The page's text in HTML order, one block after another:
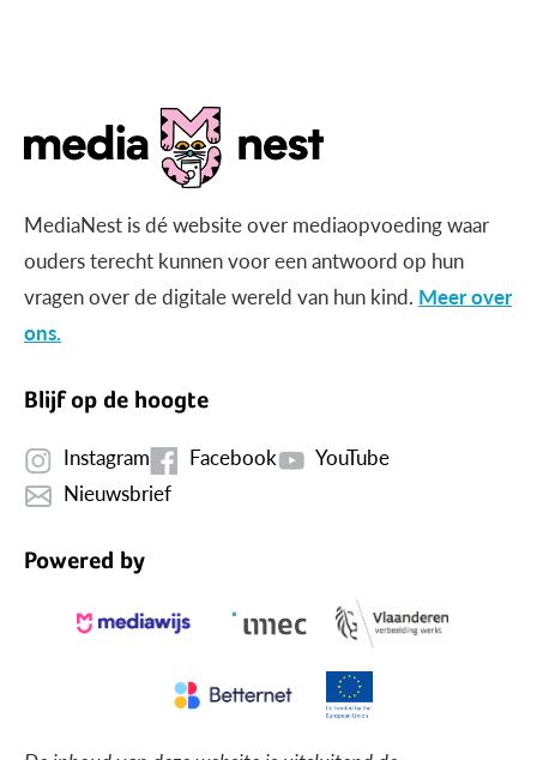
MediaNest is dé website over mediaopvoeding waar
ouders terecht kunnen voor een antwoord op hun
vragen over de digitale wereld van hun kind. Meer over
ons.
Blijf op de hoogte
Instagram Facebook
YouTube
Nieuwsbrief
Powered by